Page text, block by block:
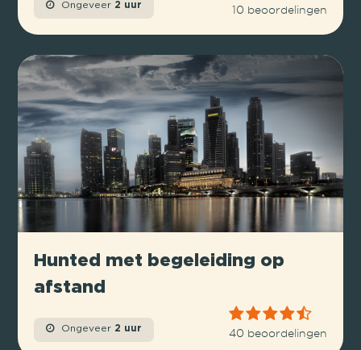
Ongeveer 2 uur 10 beoordelingen
Hunted met begeleiding op
afstand
Ongeveer 2 uur 40 beoordelingen